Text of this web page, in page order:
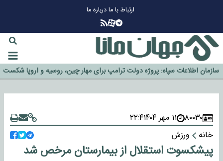
ارتباط با مادرباره ما
گزینه جدایی اوسمار روی میز مدیران پرسپولیس
آیا رئیس جمهور آمریکا قانون را دور می‌زند؟
اخراج رسمی چهره نامدار از پرسپولیس
سازمان اطلاعات سپاه: پروژه دولت ترامپ برای مهار چین، روسیه و اروپا شکست
خورد
۸۰۰۳۰ ۱۱ مهر ۱۴۰۴
۲۲:۴
خانه
ورزش
پیشکسوت استقلال از بیمارستان مرخص شد